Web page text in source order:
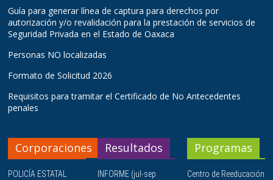
Guía para generar línea de captura para derechos por
autorización y/o revalidación para la prestación de servicios de
Seguridad Privada en el Estado de Oaxaca
Personas NO localizadas
Formato de Solicitud 2026
Requisitos para tramitar el Certificado de No Antecedentes
penales
Corporaciones
POLICÍA ESTATAL
Resultados
INFORME (jul-sep
Programas
Centro de Reeducación